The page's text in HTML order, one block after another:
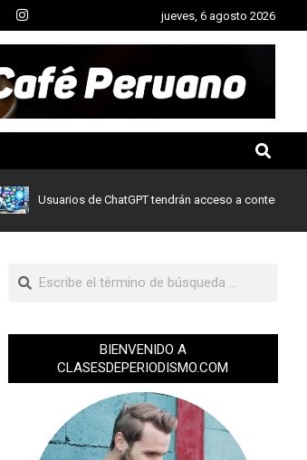
jueves, 6 agosto 2026
Usuarios de ChatGPT tendrán acceso a contenidos de
BIENVENIDO A
CLASESDEPERIODISMO.COM